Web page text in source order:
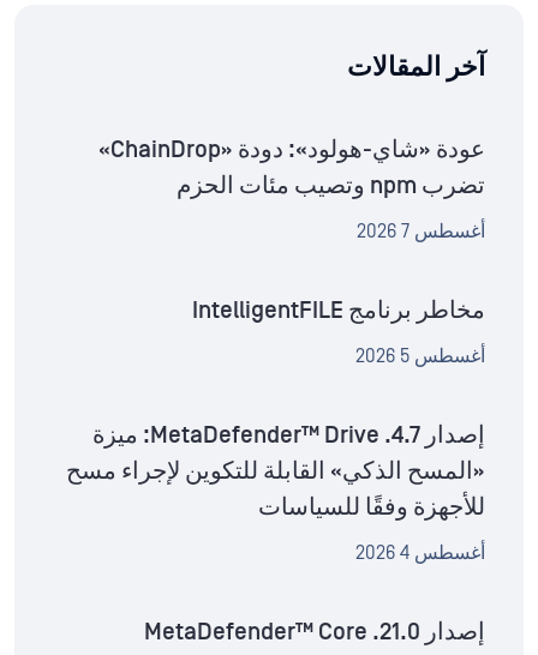
آخر المقالات
عودة «شاي-هولود»: دودة «ChainDrop»
تضرب npm وتصيب مئات الحزم
أغسطس 7 2026
مخاطر برنامج IntelligentFILE
أغسطس 5 2026
إصدار MetaDefender™ Drive .4.7: ميزة
«المسح الذكي» القابلة للتكوين لإجراء مسح
للأجهزة وفقًا للسياسات
أغسطس 4 2026
إصدار MetaDefender™ Core .21.0